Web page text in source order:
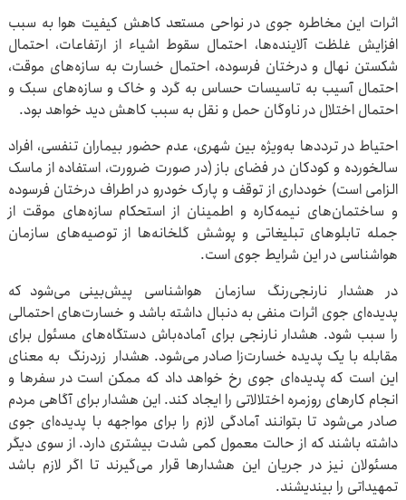
اثرات این مخاطره جوی در نواحی مستعد کاهش کیفیت هوا به سبب
افزایش غلظت آلاینده‌ها، احتمال سقوط اشیاء از ارتفاعات، احتمال
شکستن نهال و درختان فرسوده، احتمال خسارت به سازه‌های موقت،
احتمال آسیب به تاسیسات حساس به گرد و خاک و سازه‌های سبک و
احتمال اختلال در ناوگان حمل و نقل به سبب کاهش دید خواهد بود.
احتیاط در ترددها به‌ویژه بین شهری، عدم حضور بیماران تنفسی، افراد
سالخورده و کودکان در فضای باز (در صورت ضرورت، استفاده از ماسک
الزامی است) خودداری از توقف و پارک خودرو در اطراف درختان فرسوده
و ساختمان‌های نیمه‌کاره و اطمینان از استحکام سازه‌های موقت از
جمله تابلوهای تبلیغاتی و پوشش گلخانه‌ها از توصیه‌های سازمان
هواشناسی در این شرایط جوی است.
در هشدار نارنجی‌رنگ سازمان هواشناسی پیش‌بینی می‌شود که
پدیده‌ای جوی اثرات منفی به دنبال داشته باشد و خسارت‌های احتمالی
را سبب شود. هشدار نارنجی برای آماده‌باش دستگاه‌های مسئول برای
مقابله با یک پدیده خسارت‌زا صادر می‌شود. هشدار زردرنگ به معنای
این است که پدیده‌ای جوی رخ خواهد داد که ممکن است در سفرها و
انجام کارهای روزمره اختلالاتی را ایجاد کند. این هشدار برای آگاهی مردم
صادر می‌شود تا بتوانند آمادگی لازم را برای مواجهه با پدیده‌ای جوی
داشته باشند که از حالت معمول کمی شدت بیشتری دارد. از سوی دیگر
مسئولان نیز در جریان این هشدارها قرار می‌گیرند تا اگر لازم باشد
تمهیداتی را بیندیشند.